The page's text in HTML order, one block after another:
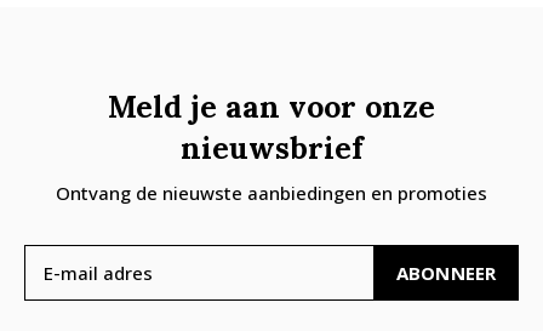
Meld je aan voor onze
nieuwsbrief
Ontvang de nieuwste aanbiedingen en promoties
ABONNEER